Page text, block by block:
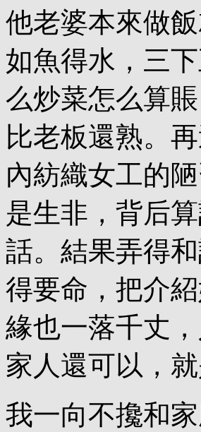
他老婆本來做
如魚得水，三
么炒菜怎么算
比老板還熟。
內紡織女工的
是生非，背后
話。結果弄得
得要命，把介
緣也一落千丈
家人還可以，
我一向不攙和